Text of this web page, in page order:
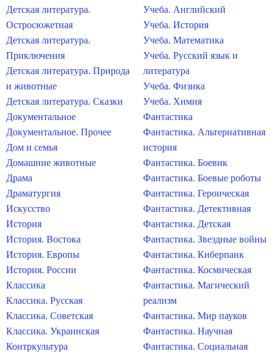
Детская литература.
Остросюжетная
Детская литература.
Приключения
Детская литература. Природа
и животные
Детская литература. Сказки
Документальное
Документальное. Прочее
Дом и семья
Домашние животные
Драма
Драматургия
Искусство
История
История. Востока
История. Европы
История. России
Классика
Классика. Русская
Классика. Советская
Классика. Украинская
Контркультура
Учеба. Английский
Учеба. История
Учеба. Математика
Учеба. Русский язык и
литература
Учеба. Физика
Учеба. Химия
Фантастика
Фантастика. Альтернативная
история
Фантастика. Боевик
Фантастика. Боевые роботы
Фантастика. Героическая
Фантастика. Детективная
Фантастика. Детская
Фантастика. Звездные войны
Фантастика. Киберпанк
Фантастика. Космическая
Фантастика. Магический
реализм
Фантастика. Мир пауков
Фантастика. Научная
Фантастика. Социальная